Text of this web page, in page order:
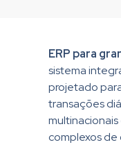
ERP para
sistema
projetado
transações
complexos